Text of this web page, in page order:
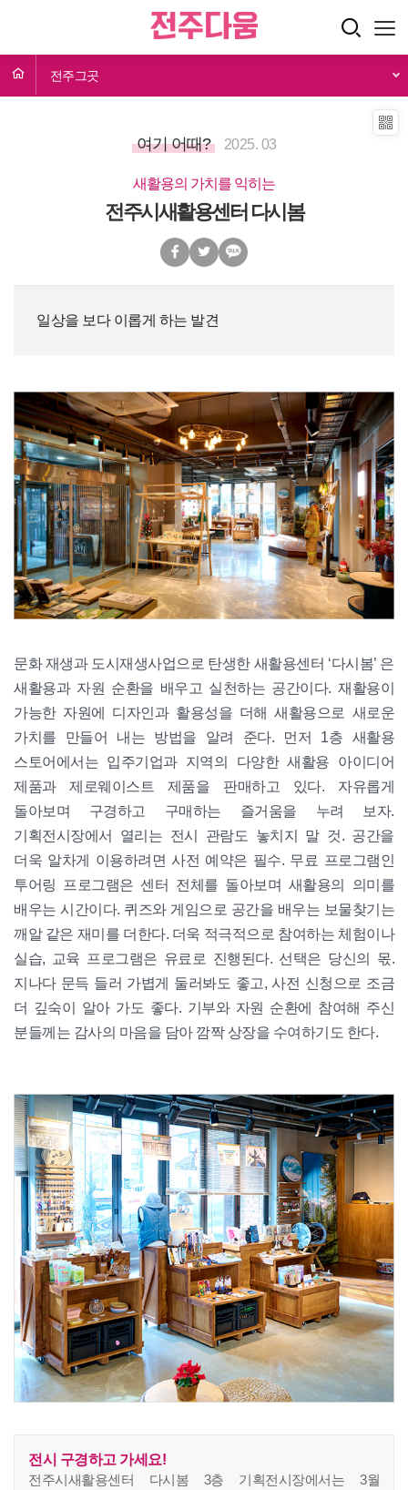
전주그곳
여기 어때? 2025. 03
새활용의 가치를 익히는
전주시새활용센터 다시봄
일상을 보다 이롭게 하는 발견
문화 재생과 도시재생사업으로 탄생한 새활용센터 ‘다시봄’ 은
새활용과 자원 순환을 배우고 실천하는 공간이다. 재활용이
가능한 자원에 디자인과 활용성을 더해 새활용으로 새로운
가치를 만들어 내는 방법을 알려 준다. 먼저 1층 새활용
스토어에서는 입주기업과 지역의 다양한 새활용 아이디어
제품과 제로웨이스트 제품을 판매하고 있다. 자유롭게
돌아보며 구경하고 구매하는 즐거움을 누려 보자.
기획전시장에서 열리는 전시 관람도 놓치지 말 것. 공간을
더욱 알차게 이용하려면 사전 예약은 필수. 무료 프로그램인
투어링 프로그램은 센터 전체를 돌아보며 새활용의 의미를
배우는 시간이다. 퀴즈와 게임으로 공간을 배우는 보물찾기는
깨알 같은 재미를 더한다. 더욱 적극적으로 참여하는 체험이나
실습, 교육 프로그램은 유료로 진행된다. 선택은 당신의 몫.
지나다 문득 들러 가볍게 둘러봐도 좋고, 사전 신청으로 조금
더 깊숙이 알아 가도 좋다. 기부와 자원 순환에 참여해 주신
분들께는 감사의 마음을 담아 깜짝 상장을 수여하기도 한다.
전시 구경하고 가세요!
전주시새활용센터 다시봄 3층 기획전시장에서는 3월